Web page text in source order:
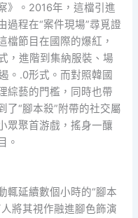
》。2016年，這檔引進
過程在“案件現場”尋覓證
檔節目在國際的爆紅，
，進階到集納服裝、場
。.0形式。而對照韓國
綜藝的門檻，同時也帶
了“腳本殺”附帶的社交屬
眾聚首游戲，搖身一釀
。
延續數個小時的“腳本
將其視作融進腳色飾演